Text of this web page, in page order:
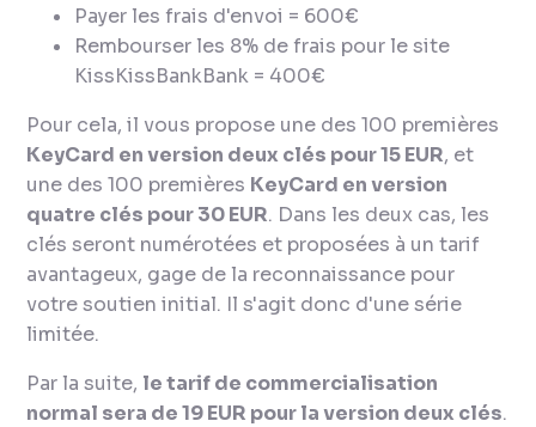
Payer les frais d'envoi = 600€
Rembourser les 8% de frais pour le site
KissKissBankBank = 400€
Pour cela, il vous propose une des 100 premières
KeyCard en version deux clés pour 15 EUR, et
une des 100 premières KeyCard en version
quatre clés pour 30 EUR. Dans les deux cas, les
clés seront numérotées et proposées à un tarif
avantageux, gage de la reconnaissance pour
votre soutien initial. Il s'agit donc d'une série
limitée.
Par la suite, le tarif de commercialisation
normal sera de 19 EUR pour la version deux clés.